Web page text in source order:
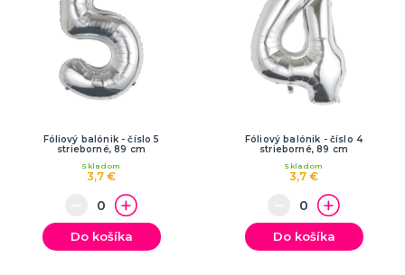
Fóliový balónik - číslo 5
strieborné, 89 cm
3,7 €
Skladom
Do košíka
Fóliový balónik - číslo 4
strieborné, 89 cm
3,7 €
Skladom
Do košíka